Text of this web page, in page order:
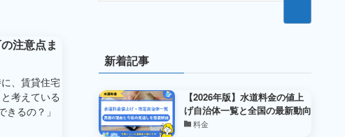
注意点ま
、賃貸住宅
考えている
るの？」
新着記事
【2026年版】水道料金の値上
げ自治体一覧と全国の最新動向
料金